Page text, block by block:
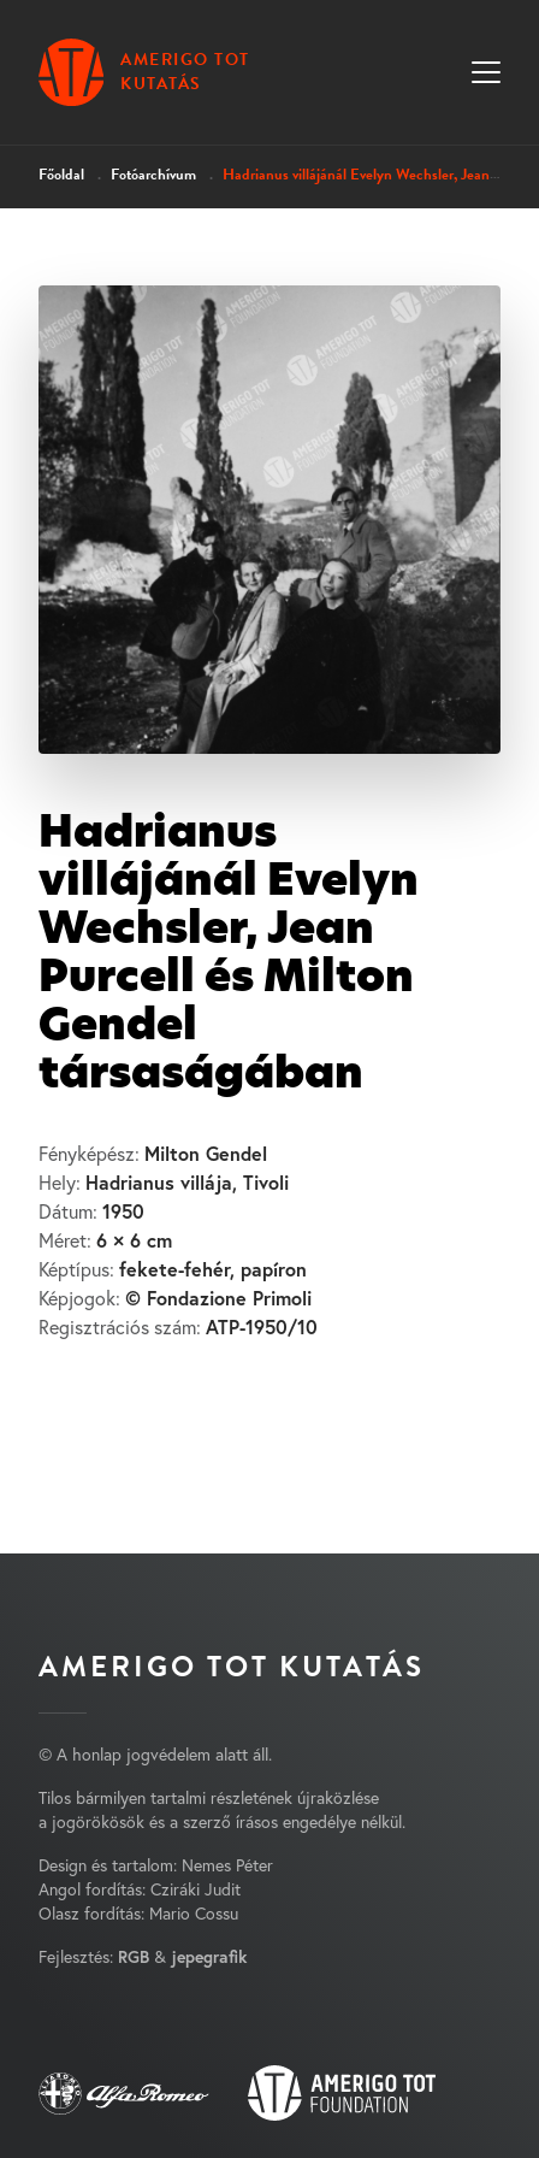
AMERIGO TOT
KUTATÁS
Főoldal Fotóarchívum Hadrianus villájánál Evelyn Wechsler, Jean Purcell és Milton Gendel társaságában
Hadrianus
villájánál Evelyn
Wechsler, Jean
Purcell és Milton
Gendel
társaságában
Fényképész: Milton Gendel
Hely: Hadrianus villája, Tivoli
Dátum: 1950
Méret: 6 × 6 cm
Képtípus: fekete-fehér, papíron
Képjogok: © Fondazione Primoli
Regisztrációs szám: ATP-1950/10
AMERIGO TOT KUTATÁS
© A honlap jogvédelem alatt áll.
Tilos bármilyen tartalmi részletének újraközlése
a jogörökösök és a szerző írásos engedélye nélkül.
Design és tartalom: Nemes Péter
Angol fordítás: Cziráki Judit
Olasz fordítás: Mario Cossu
Fejlesztés: RGB & jepegrafik